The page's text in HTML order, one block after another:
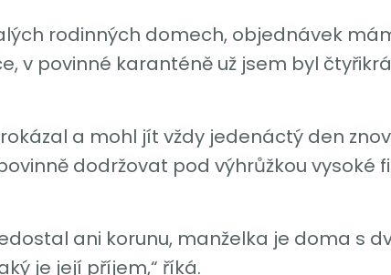
rodinných domech, objednávek
v povinné karanténě už jsem byl
a mohl jít vždy jedenáctý den
dodržovat pod výhrůžkou vysoké
ani korunu, manželka je doma s
je její příjem,“ říká.